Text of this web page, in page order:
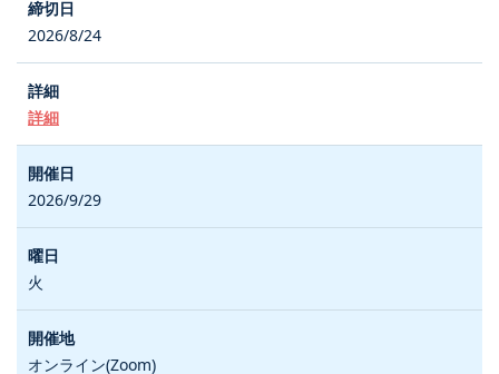
2026/8/24
詳細
2026/9/29
火
オンライン(Zoom)